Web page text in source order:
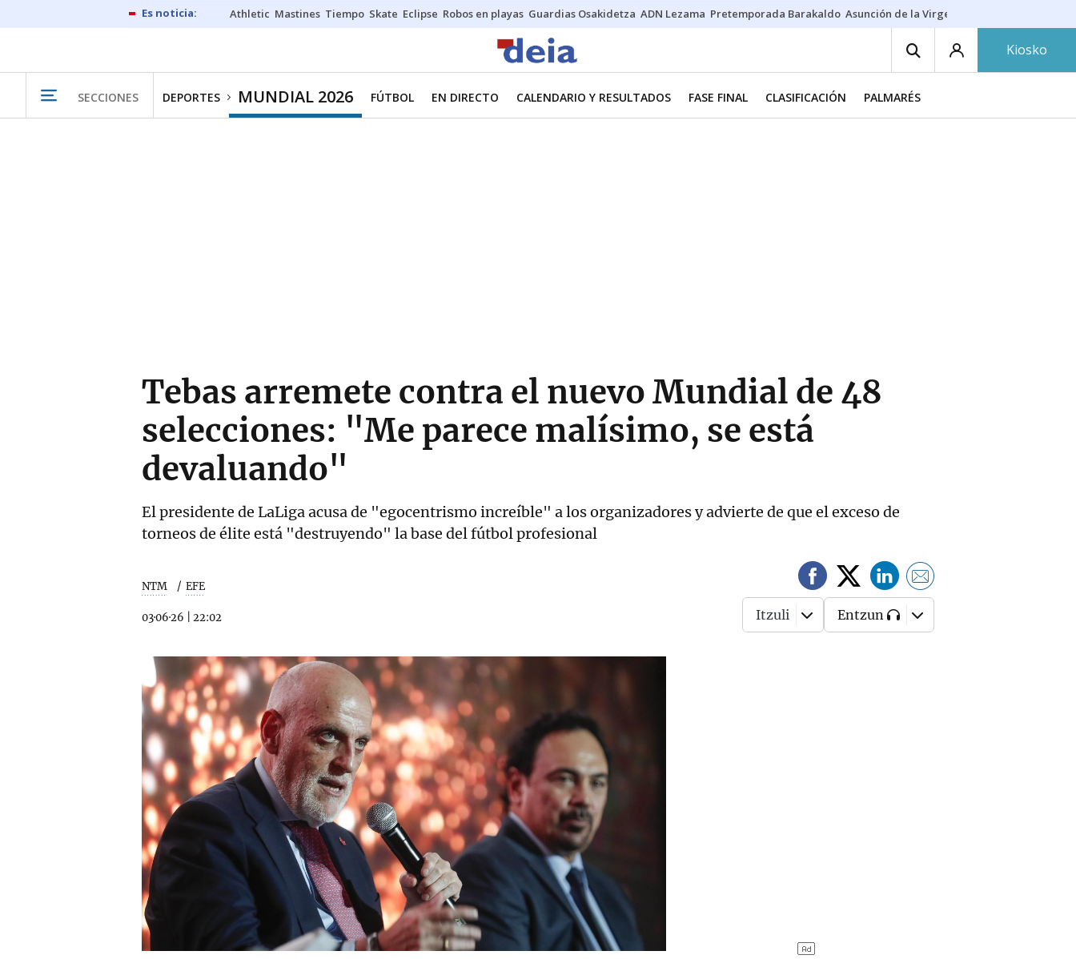
Athletic Mastines Tiempo Skate Eclipse Robos en playas Guardias Osakidetza ADN Lezama Pretemporada Barakaldo Asunción de la Virgen
Kiosko
SECCIONES DEPORTES MUNDIAL 2026 FÚTBOL EN DIRECTO CALENDARIO Y RESULTADOS FASE FINAL CLASIFICACIÓN PALMARÉS
Tebas arremete contra el nuevo Mundial de 48
selecciones: "Me parece malísimo, se está
devaluando"
El presidente de LaLiga acusa de "egocentrismo increíble" a los organizadores y advierte de que el exceso de
torneos de élite está "destruyendo" la base del fútbol profesional
NTM EFE
03·06·26 22:02 Itzuli Entzun